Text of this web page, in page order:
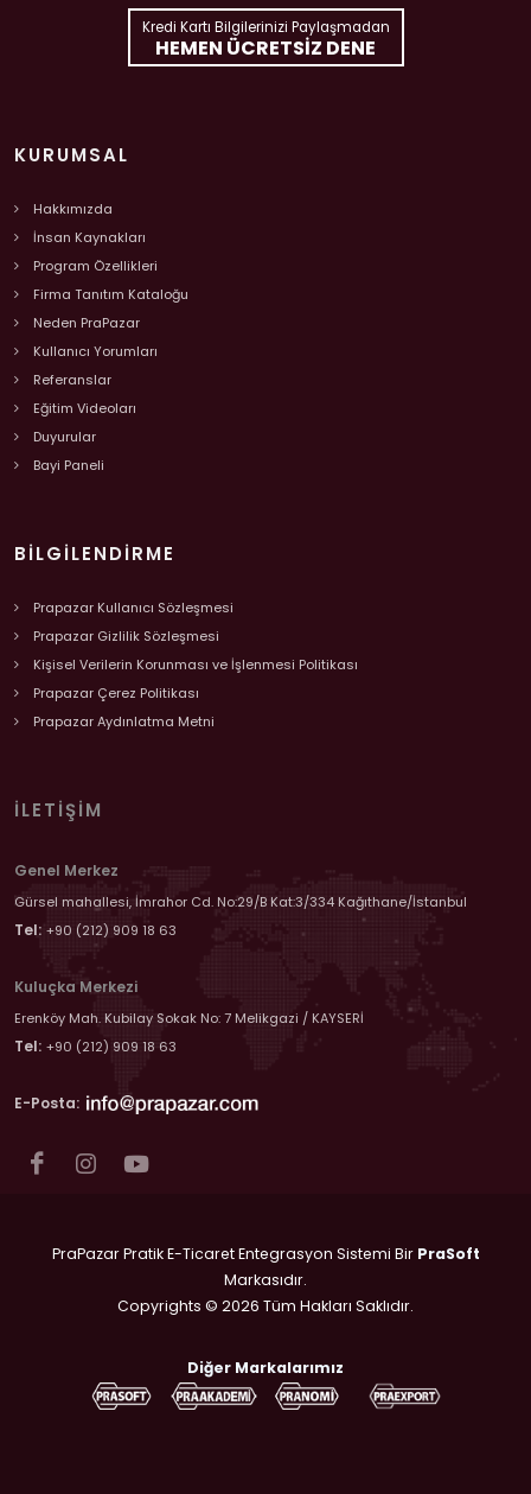
Kredi Kartı Bilgilerinizi Paylaşmadan
HEMEN ÜCRETSIZ DENE
KURUMSAL
Hakkımızda
İnsan Kaynakları
Program Özellikleri
Firma Tanıtım Kataloğu
Neden PraPazar
Kullanıcı Yorumları
Referanslar
Eğitim Videoları
Duyurular
Bayi Paneli
BILGILENDIRME
Prapazar Kullanıcı Sözleşmesi
Prapazar Gizlilik Sözleşmesi
Kişisel Verilerin Korunması ve İşlenmesi Politikası
Prapazar Çerez Politikası
Prapazar Aydınlatma Metni
İLETIŞIM
Genel Merkez
Gürsel mahallesi, İmrahor Cd. No:29/B Kat:3/334 Kağıthane/İstanbul
Tel: +90 (212) 909 18 63
Kuluçka Merkezi
Erenköy Mah. Kubilay Sokak No: 7 Melikgazi / KAYSERİ
Tel: +90 (212) 909 18 63
E-Posta:
PraPazar Pratik E-Ticaret Entegrasyon Sistemi Bir PraSoft
Markasıdır.
Copyrights © 2026 Tüm Hakları Saklıdır.
Diğer Markalarımız